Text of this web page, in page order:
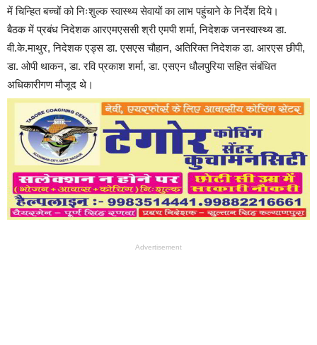
में चिन्हित बच्चों को निःशुल्क स्वास्थ्य सेवायों का लाभ पहुंचाने के निर्देश दिये।
बैठक में प्रबंध निदेशक आरएमएससी श्री एमपी शर्मा, निदेशक जनस्वास्थ्य डा.
वी.के.माथुर, निदेशक एड्स डा. एसएस चौहान, अतिरिक्त निदेशक डा. आरएस छीपी,
डा. ओपी थाकन, डा. रवि प्रकाश शर्मा, डा. एसएन धौलपुरिया सहित संबंधित
अधिकारीगण मौजूद थे।
Advertisement